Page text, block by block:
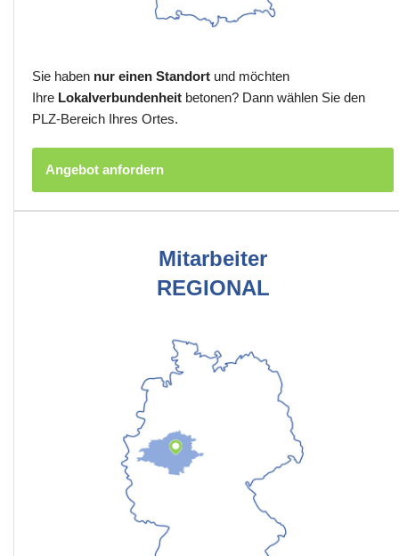
Sie haben nur einen Standort und möchten
Ihre Lokalverbundenheit betonen? Dann wählen Sie den
PLZ-Bereich Ihres Ortes.
Angebot anfordern
Mitarbeiter
REGIONAL